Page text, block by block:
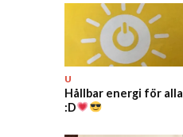
U
Hållbar energi för alla
:D